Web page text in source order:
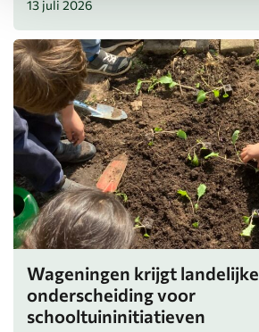
13 juli 2026
Wageningen krijgt landelijke
onderscheiding voor
schooltuininitiatieven